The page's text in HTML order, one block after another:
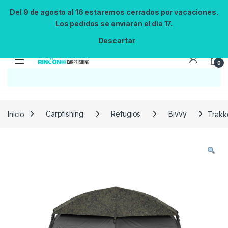
Del 9 de agosto al 16 estaremos cerrados por vacaciones.
Los pedidos se enviarán el día 17.
Descartar
0